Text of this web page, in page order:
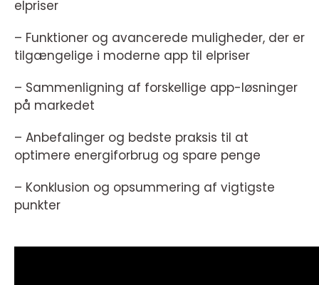
elpriser
– Funktioner og avancerede muligheder, der er
tilgængelige i moderne app til elpriser
– Sammenligning af forskellige app-løsninger
på markedet
– Anbefalinger og bedste praksis til at
optimere energiforbrug og spare penge
– Konklusion og opsummering af vigtigste
punkter